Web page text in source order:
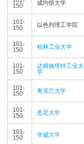
150
成均馆大学
101-
150
以色列理工学院
101-
150
柏林工业大学
101-
150
达姆施塔特工业大
学
101-
150
奥克兰大学
101-
150
悉尼大学
101-
150
华威大学